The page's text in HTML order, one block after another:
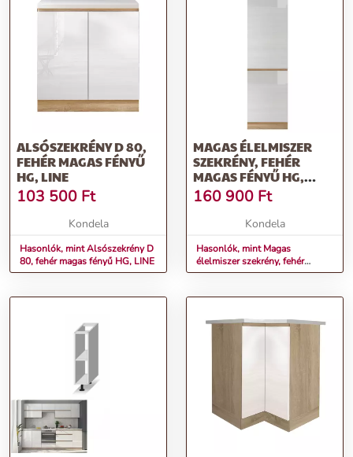
ALSÓSZEKRÉNY D 80,
FEHÉR MAGAS FÉNYŰ
HG, LINE
103 500 Ft
Kondela
Hasonlók, mint Alsószekrény D
80, fehér magas fényű HG, LINE
MAGAS ÉLELMISZER
SZEKRÉNY, FEHÉR
MAGAS FÉNYŰ HG,
JOBBOS, LINE
160 900 Ft
Kondela
Hasonlók, mint Magas
élelmiszer szekrény, fehér
magas fényű HG, jobbos, LINE